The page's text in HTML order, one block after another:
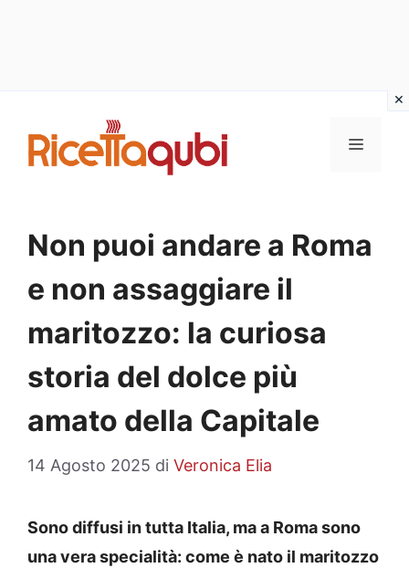
contenuto
MENU
Non puoi andare a Roma
e non assaggiare il
maritozzo: la curiosa
storia del dolce più
amato della Capitale
14 Agosto 2025 di Veronica Elia
Sono diffusi in tutta Italia, ma a Roma sono
una vera specialità: come è nato il maritozzo